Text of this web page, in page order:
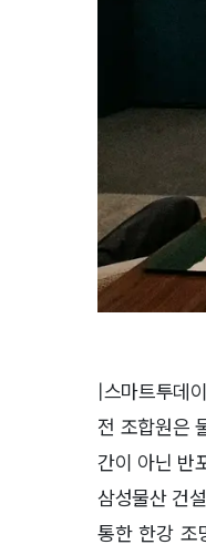
|스마트투데
전 조합원은
간이 아닌 반
삼성물산 건
통한 한강 조